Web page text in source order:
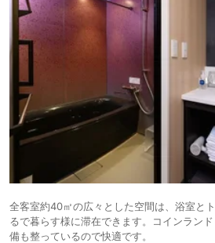
全客室約40㎡の広々とした空間は、浴室と
るで暮らす様に滞在できます。コインラン
備も整っているので快適です。